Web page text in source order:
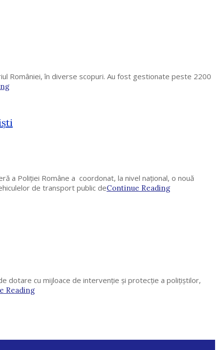
României, în diverse scopuri. Au fost gestionate peste 2200
a Poliţiei Române a coordonat, la nivel naţional, o nouă
de transport public deContinue Reading
dotare cu mijloace de intervenție și protecție a polițiștilor,
Reading